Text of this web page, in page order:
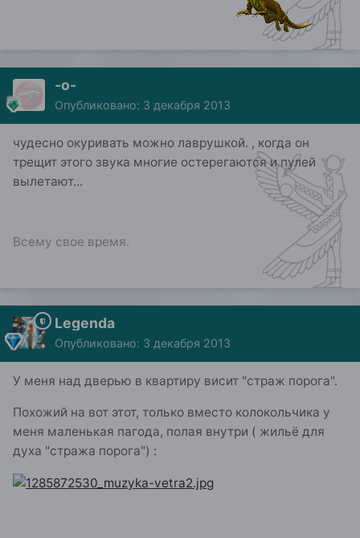
-о-
Опубликовано: 3 декабря 2013
чудесно окуривать можно лаврушкой. , когда он
трещит этого звука многие остерегаются и пулей
вылетают...
Всему свое время.
Legenda
Опубликовано: 3 декабря 2013
У меня над дверью в квартиру висит "страж порога".
Похожий на вот этот, только вместо колокольчика у
меня маленькая пагода, полая внутри ( жильё для
духа "стража порога") :